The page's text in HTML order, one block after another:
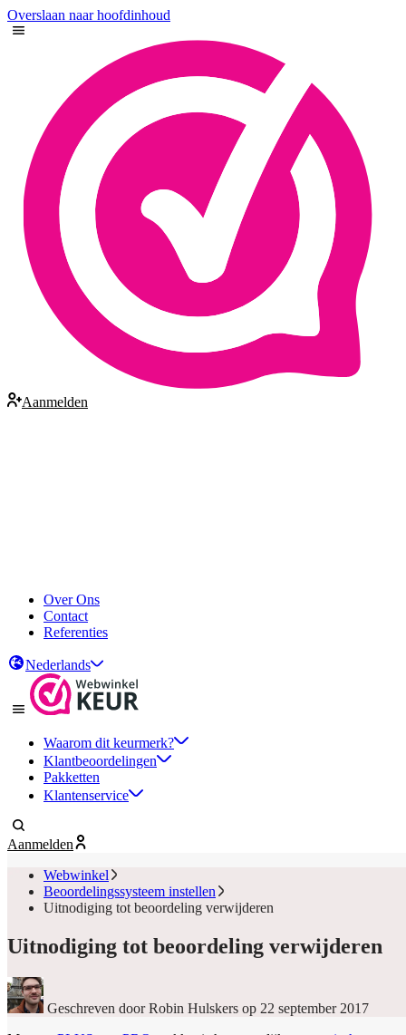
Overslaan naar hoofdinhoud
Aanmelden
Over Ons
Contact
Referenties
Nederlands
Waarom dit keurmerk?
Klantbeoordelingen
Pakketten
Klantenservice
Aanmelden
Webwinkel
Beoordelingssysteem instellen
Uitnodiging tot beoordeling verwijderen
Uitnodiging tot beoordeling verwijderen
Geschreven door Robin Hulskers op 22 september 2017